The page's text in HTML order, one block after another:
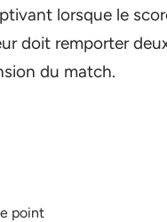
lorsque le
doit remporter
du match.
point